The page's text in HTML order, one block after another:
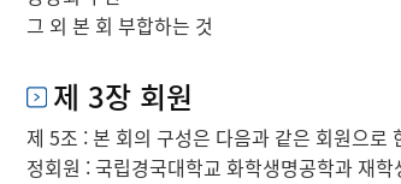
그 외 본 회 부합하는 것
제 3장 회원
제 5조 : 본 회의 구성은 다음과 같은 회원으로
정회원 : 국립경국대학교 화학생명공학과 재학